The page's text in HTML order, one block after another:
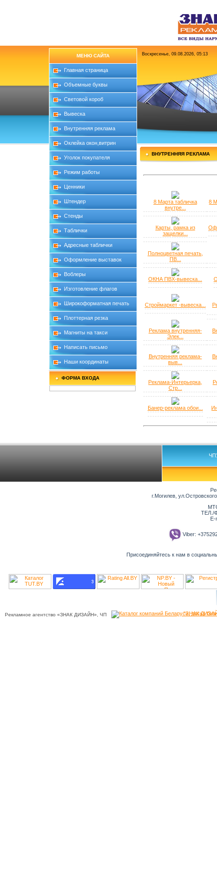
МЕНЮ САЙТА
Главная страница
Объемные буквы
Световой короб
Вывеска
Внутренняя реклама
Оклейка окон,витрин
Уголок покупателя
Режим работы
Ценники
Штендер
Стенды
Таблички
Адресные таблички
Оформление выставок
Воблеры
Изготовление флагов
Широкоформатная печать
Плоттерная резка
Магниты на такси
Написать письмо
Наши координаты
ФОРМА ВХОДА
Воскресенье, 09.08.2026, 05:13
ВНУТРЕННЯЯ РЕКЛАМА
8 Марта табличка
внутре...
8
Карты, рамка из
защелки...
Полноцветная печать,
ПВ...
ОКНА ПВХ-вывеска...
Строймаркет -вывеска...
Реклама внутренняя-
Элек...
Внутренняя реклама-
выв...
Реклама-Интерьерка,
Стр...
Банер-реклама обои...
г.Могилев,
ТЕЛ./
E-
Viber:
Присоединяйтесь к нам в
Рекламное агентство «ЗНАК ДИЗАЙН», ЧП "ЗНАК